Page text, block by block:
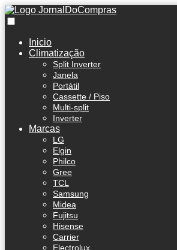
Inicio
Climatização
Split Inverter
Janela
Portátil
Cassette / Piso
Multi-split
Inverter
Marcas
LG
Elgin
Philco
Gree
TCL
Samsung
Midea
Fujitsu
Hisense
Carrier
Electrolux